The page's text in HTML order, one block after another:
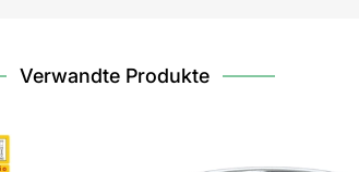
Verwandte Produkte